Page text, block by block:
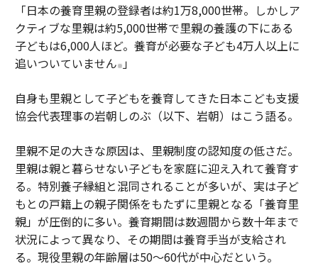
「日本の養育里親の登録者は約1万8,000世帯。しかしア
クティブな里親は約5,000世帯で里親の養護の下にある
子どもは6,000人ほど。養育が必要な子ども4万人以上に
追いついていません※ 」
自身も里親として子どもを養育してきた日本こども支援
協会代表理事の岩朝しのぶ（以下、岩朝）はこう語る。
里親不足の大きな原因は、里親制度の認知度の低さだ。
里親は親と暮らせない子どもを家庭に迎え入れて養育す
る。特別養子縁組と混同されることが多いが、実は子ど
もとの戸籍上の親子関係をもたずに里親となる「養育里
親」が圧倒的に多い。養育期間は数週間から数十年まで
状況によって異なり、その期間は養育手当が支給され
る。現役里親の年齢層は50～60代が中心だという。